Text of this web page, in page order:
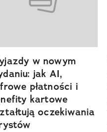
w nowym
jak AI,
płatności i
kartowe
oczekiwania